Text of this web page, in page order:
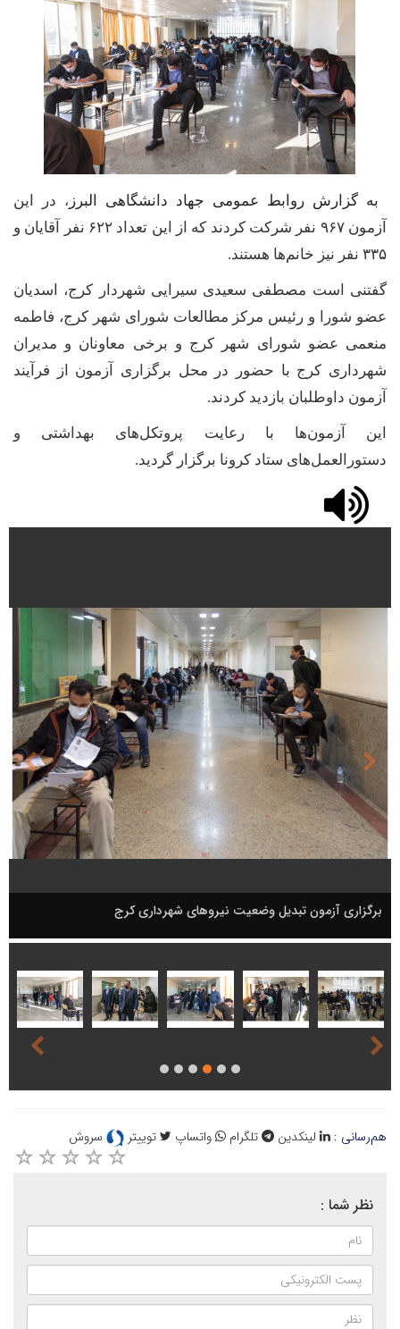
به گزارش روابط عمومی جهاد دانشگاهی البرز ،
در این
آزمون۹۶۷ نفر شرکت کردند که از این تعداد ۶۲۲ نفر آقایان و
۳۳۵ نفر نیز خانم‌ها هستند.
گفتنی است مصطفی سعیدی سیرایی شهردار کرج، اسدیان
عضو شورا و رئیس مرکز مطالعات شورای شهر کرج، فاطمه
منعمی عضو شورای شهر کرج و برخی معاونان و مدیران
شهرداری کرج با حضور در محل برگزاری آزمون از فرآیند
آزمون داوطلبان بازدید کردند.
این آزمون‌ها با رعایت پروتکل‌های بهداشتی و
دستورالعمل‌های ستاد کرونا برگزار گردید.
برگزاری آزمون‌ تبدیل وضعیت نیروهای شهرداری کرج
هم‌رسانی : لینکدین تلگرام واتساپ توییتر سروش
نظر شما :